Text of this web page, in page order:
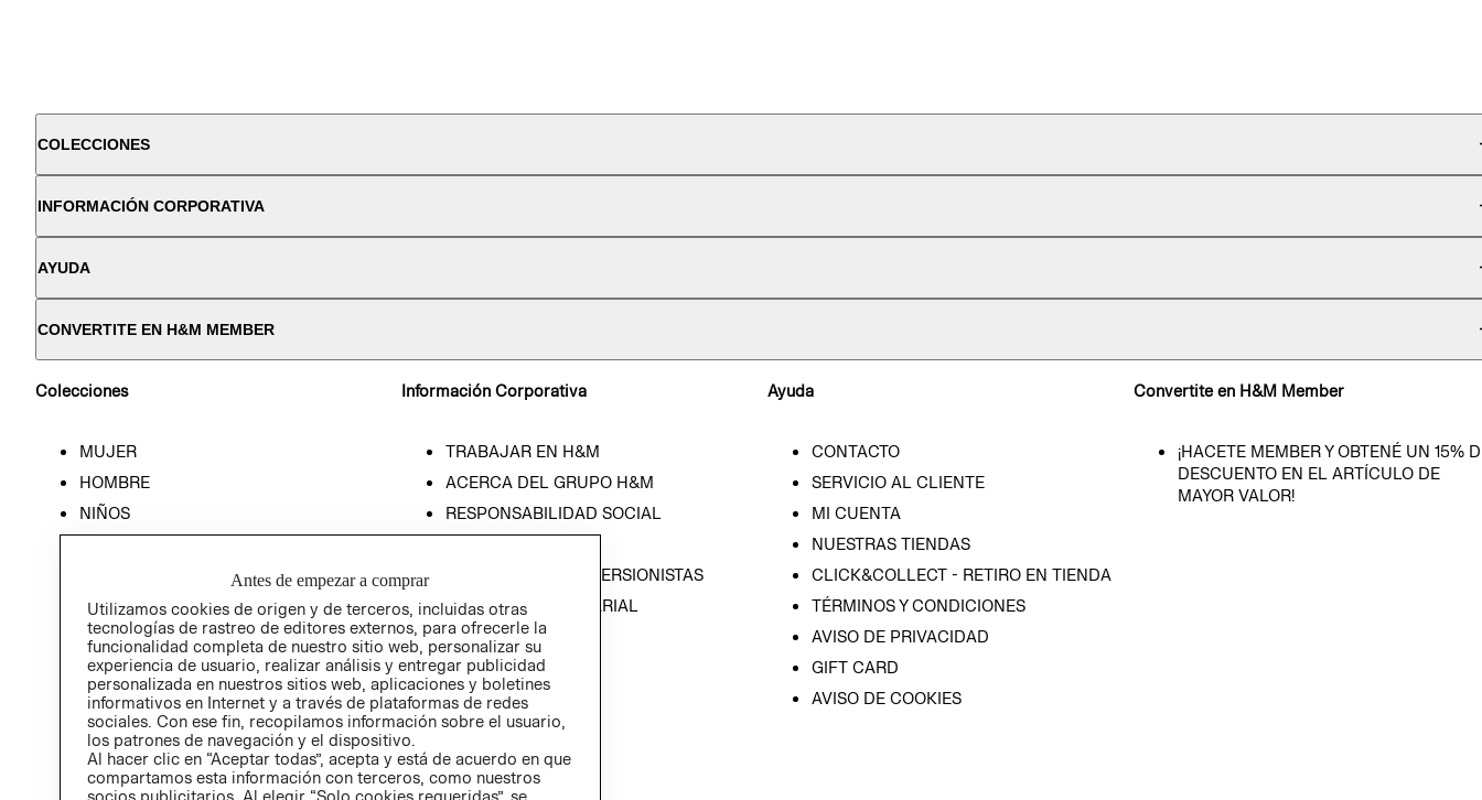
COLECCIONES
INFORMACIÓN CORPORATIVA
AYUDA
CONVERTITE EN H&M MEMBER
Colecciones
MUJER
HOMBRE
NIÑOS
Información Corporativa
TRABAJAR EN H&M
ACERCA DEL GRUPO H&M
RESPONSABILIDAD SOCIAL
RELACIÓN CON INVERSIONISTAS
POLÍTICA EMPRESARIAL
Ayuda
CONTACTO
SERVICIO AL CLIENTE
MI CUENTA
NUESTRAS TIENDAS
CLICK&COLLECT - RETIRO EN TIENDA
TÉRMINOS Y CONDICIONES
AVISO DE PRIVACIDAD
GIFT CARD
AVISO DE COOKIES
Convertite en H&M Member
¡HACETE MEMBER Y OBTENÉ UN 15%
DESCUENTO EN EL ARTÍCULO DE
MAYOR VALOR!
Antes de empezar a comprar
Utilizamos cookies de origen y de terceros, incluidas otras
tecnologías de rastreo de editores externos, para ofrecerle la
funcionalidad completa de nuestro sitio web, personalizar su
experiencia de usuario, realizar análisis y entregar publicidad
personalizada en nuestros sitios web, aplicaciones y boletines
informativos en Internet y a través de plataformas de redes
sociales. Con ese fin, recopilamos información sobre el usuario,
los patrones de navegación y el dispositivo.
Al hacer clic en “Aceptar todas”, acepta y está de acuerdo en que
compartamos esta información con terceros, como nuestros